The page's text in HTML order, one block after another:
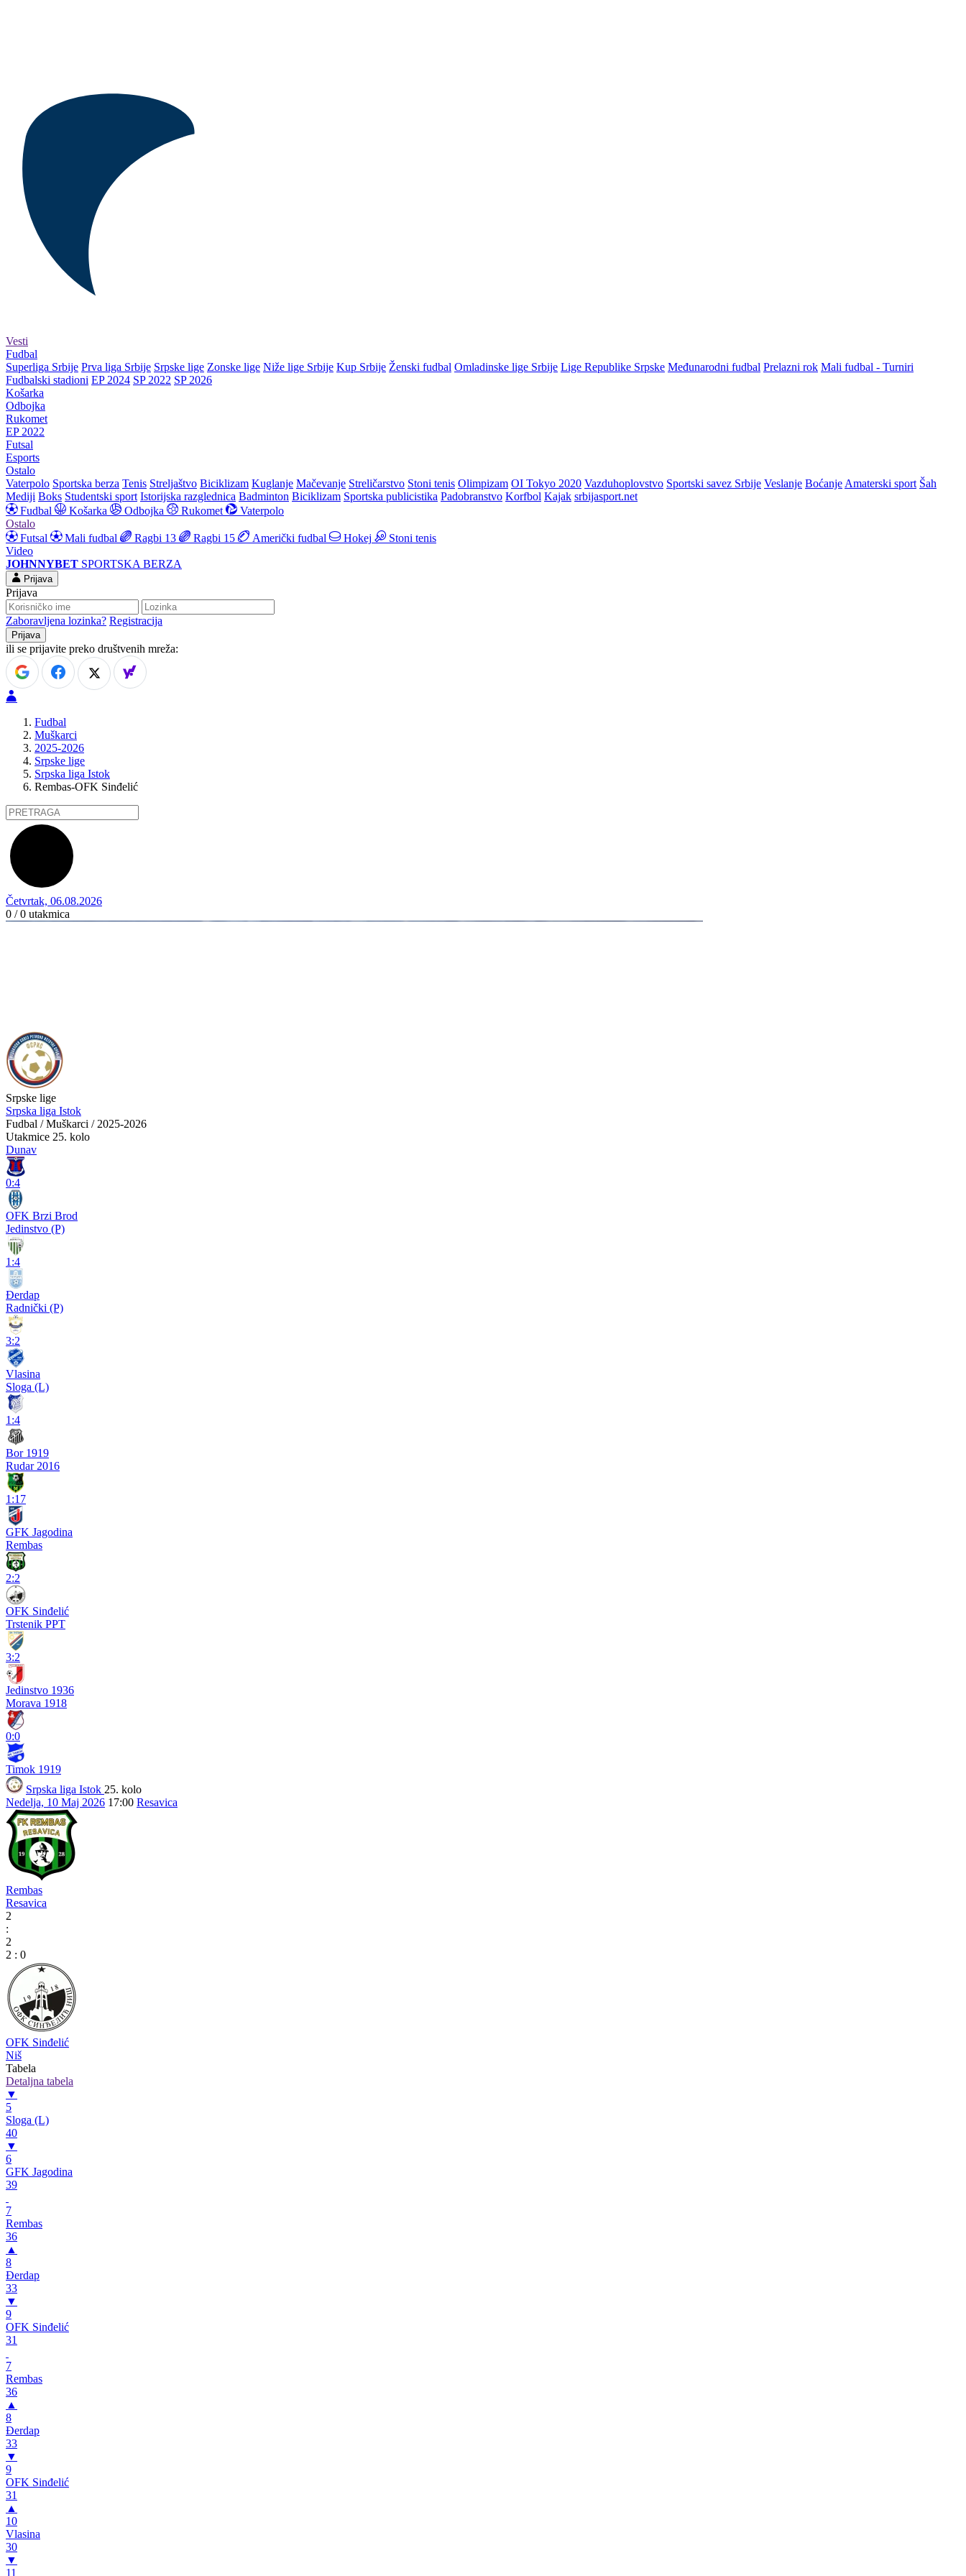
Vesti
Fudbal
Superliga Srbije Prva liga Srbije Srpske lige Zonske lige Niže lige Srbije Kup Srbije Ženski fudbal Omladinske lige Srbije Lige Republike Srpske Međunarodni fudbal Prelazni rok Mali fudbal - Turniri
Fudbalski stadioni EP 2024 SP 2022 SP 2026
Košarka
Odbojka
Rukomet
EP 2022
Futsal
Esports
Ostalo
Vaterpolo Sportska berza Tenis Streljaštvo Biciklizam Kuglanje Mačevanje Streličarstvo Stoni tenis Olimpizam OI Tokyo 2020 Vazduhoplovstvo Sportski savez Srbije Veslanje Boćanje Amaterski sport Šah
Mediji Boks Studentski sport Istorijska razglednica Badminton Biciklizam Sportska publicistika Padobranstvo Korfbol Kajak srbijasport.net
Fudbal
Košarka Odbojka Rukomet
Vaterpolo
Ostalo
Futsal
Mali fudbal Ragbi 13 Ragbi 15 Američki fudbal Hokej
Stoni tenis
Video
JOHNNYBET SPORTSKA BERZA
Prijava
Prijava
Zaboravljena lozinka? Registracija
ili se prijavite preko društvenih mreža:
Fudbal
Muškarci
2025-2026
Srpske lige
Srpska liga Istok
Rembas-OFK Sinđelić
Četvrtak, 06.08.2026
0 / 0 utakmica
Srpske lige
Srpska liga Istok
Fudbal / Muškarci / 2025-2026
Utakmice 25. kolo
Dunav
0:4
OFK Brzi Brod
Jedinstvo (P)
1:4
Đerdap
Radnički (P)
3:2
Vlasina
Sloga (L)
1:4
Bor 1919
Rudar 2016
1:17
GFK Jagodina
Rembas
2:2
OFK Sinđelić
Trstenik PPT
3:2
Jedinstvo 1936
Morava 1918
0:0
Timok 1919
Srpska liga Istok 25. kolo
Nedelja, 10 Maj 2026 17:00 Resavica
Rembas
Resavica
2
:
2
2 : 0
OFK Sinđelić
Niš
Tabela
Detaljna tabela
▼
5
Sloga (L)
40
▼
6
GFK Jagodina
39
7
Rembas
36
▲
8
Đerdap
33
▼
9
OFK Sinđelić
31
7
Rembas
36
▲
8
Đerdap
33
▼
9
OFK Sinđelić
31
▲
10
Vlasina
30
▼
11